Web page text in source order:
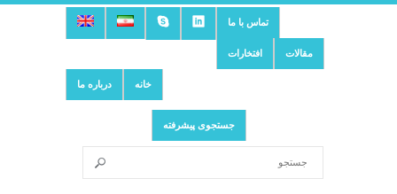
تماس با ما
افتخارات مقالات
درباره ما خانه
جستجوی پیشرفته